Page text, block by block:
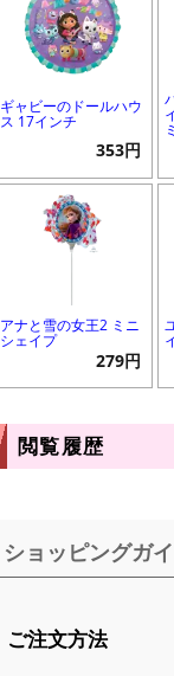
ギャビーのドールハウ
ス 17インチ
353円
アナと雪の女王2 ミニ
シェイプ
279円
閲覧履歴
ショッピングガ
ご注文方法